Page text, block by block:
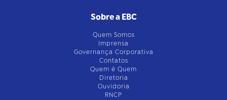
Sobre a EBC
Quem Somos
Imprensa
Governança Corporativa
Contatos
Quem é Quem
Diretoria
Ouvidoria
RNCP